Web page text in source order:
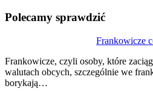
Polecamy sprawdzić
Frankowicze
Frankowicze, czyli osoby, które
walutach obcych, szczególnie we
borykają…
wpisu